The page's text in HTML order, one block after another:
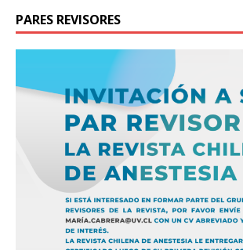
PARES REVISORES